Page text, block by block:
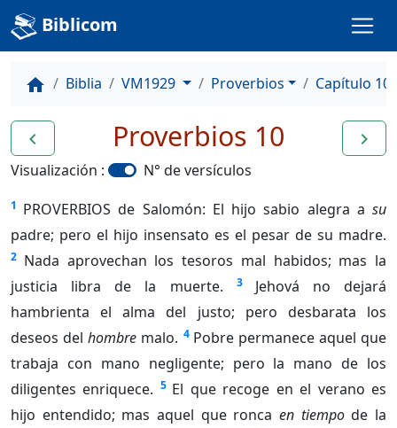
Biblicom
home Biblia VM1929 Proverbios Capítulo 10
navigate_before navigate_next
Proverbios 10
Visualización : N° de versículos
1 PROVERBIOS de Salomón: El hijo sabio alegra asu
padre; pero el hijo insensato es el pesar de su madre.
2 Nada aprovechan los tesoros mal habidos; mas la
justicia libra de la muerte.
3
Jehová no dejará
hambrienta el alma del justo; pero desbarata los
deseos delhombre malo. 4 Pobre permanece aquel que
trabaja con mano negligente; pero la mano de los
diligentes enriquece. 5 El que recoge en el verano es
hijo entendido; mas aquel que ronca en tiempode la